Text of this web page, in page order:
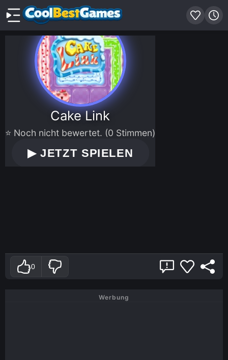
Cake Link
⭐ Noch nicht bewertet. (0 Stimmen)
▶ JETZT SPIELEN
0
Werbung